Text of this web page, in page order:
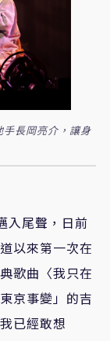
長岡亮介，讓身
入尾聲，日前
以來第一次在
歌曲〈我只在
京事變」的吉
已經敢想